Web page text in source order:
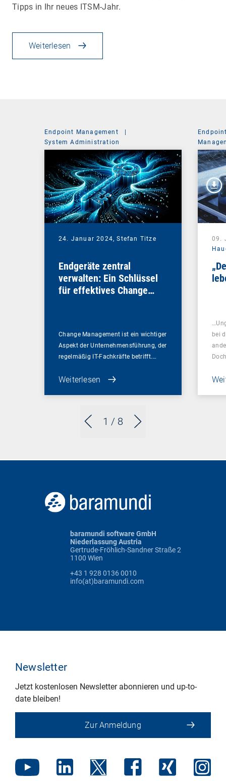
Tipps in Ihr neues ITSM-Jahr.
Weiterlesen
1 / 8
Endpoint Management
|
System Administration
24. Januar 2024,Stefan Titze
Endgeräte zentral
verwalten: Ein Schlüssel
für effektives Change
Change Management ist ein wichtiger
Aspekt der Unternehmensführung, der
regelmäßig IT-Fachkräfte betrifft.…
Weiterlesen
09.
bei
baramundi software GmbH
Niederlassung Austria
Gertrude-Fröhlich-Sandner Straße 2
1100 Wien
+43 1 928 0136 0010
info(at)baramundi.com
Newsletter
Jetzt kostenlosen Newsletter abonnieren und up-to-
date bleiben!
Zur Anmeldung